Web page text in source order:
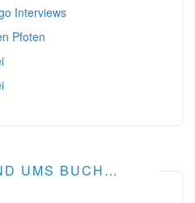
UMS BUCH…